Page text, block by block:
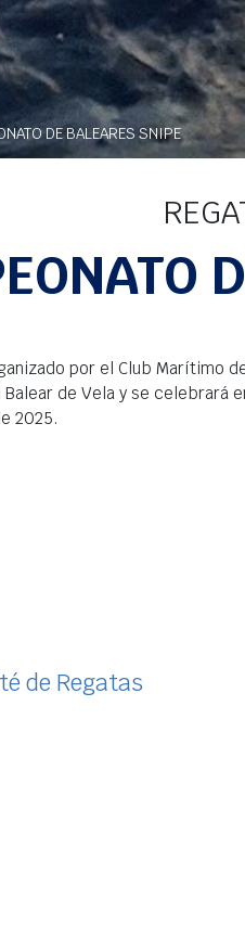
DE BALEARES SNIPE
por el Club Marítimo
de Vela y se celebrará
2025.
de Regatas